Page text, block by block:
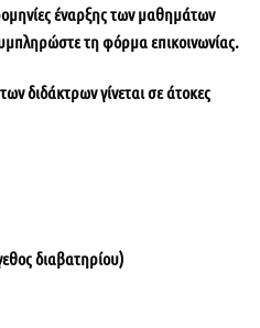
έναρξης των μαθημάτων
τη φόρμα επικοινωνίας.
διδάκτρων γίνεται σε άτοκες
διαβατηρίου)